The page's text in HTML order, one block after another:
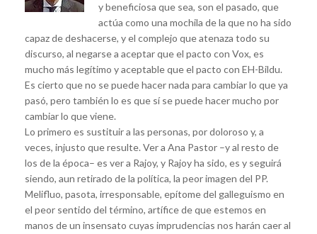
y beneficiosa que sea, son el pasado, que
actúa como una mochila de la que no ha sido
capaz de deshacerse, y el complejo que atenaza todo su
discurso, al negarse a aceptar que el pacto con Vox, es
mucho más legítimo y aceptable que el pacto con EH-Bildu.
Es cierto que no se puede hacer nada para cambiar lo que ya
pasó, pero también lo es que sí se puede hacer mucho por
cambiar lo que viene.
Lo primero es sustituir a las personas, por doloroso y, a
veces, injusto que resulte. Ver a Ana Pastor –y al resto de
los de la época– es ver a Rajoy, y Rajoy ha sido, es y seguirá
siendo, aun retirado de la política, la peor imagen del PP.
Melifluo, pasota, irresponsable, epítome del galleguismo en
el peor sentido del término, artífice de que estemos en
manos de un insensato cuyas imprudencias nos harán caer al